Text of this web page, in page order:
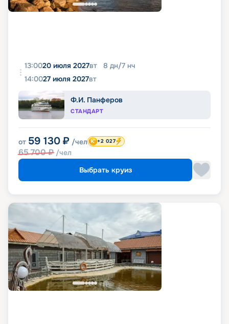
13:0020 июля 2027вт 8 дн/7 нч
14:0027 июля 2027вт
Ф.И. Панферов
СТАНДАРТ
от 59 130 ₽ /чел
65 700₽ /чел
+2 027
Выбрать круиз